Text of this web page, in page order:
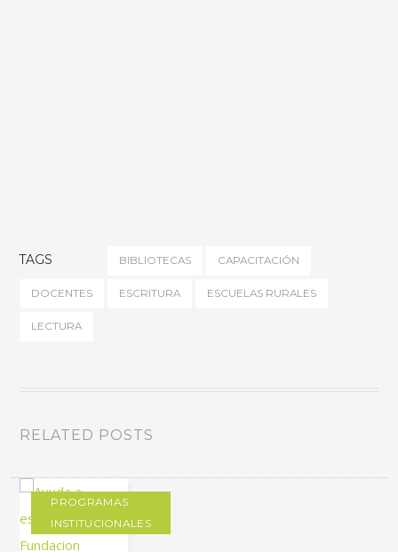
TAGS BIBLIOTECAS CAPACITACIÓN
DOCENTES ESCRITURA ESCUELAS RURALES
LECTURA
RELATED POSTS
PROGRAMAS
INSTITUCIONALES